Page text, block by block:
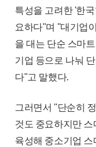
특성을 고려한 '한
요하다"며 "대기업
을 대는 단순 스마
기업 등으로 나눠
다"고 말했다.
그러면서 "단순히
것도 중요하지만
육성해 중소기업